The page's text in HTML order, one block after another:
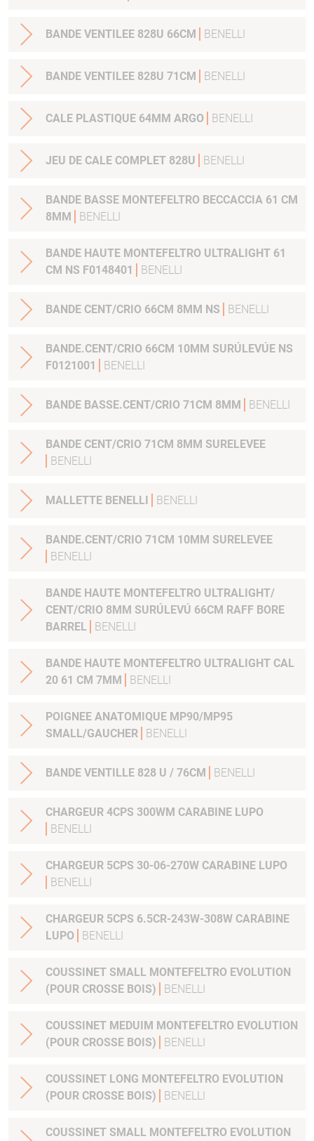
BANDE VENTILEE 828U 66CM BENELLI
BANDE VENTILEE 828U 71CM BENELLI
CALE PLASTIQUE 64MM ARGO BENELLI
JEU DE CALE COMPLET 828U BENELLI
BANDE BASSE MONTEFELTRO BECCACCIA 61 CM
8MM
BENELLI
BANDE HAUTE MONTEFELTRO ULTRALIGHT 61
CM NS F0148401
BENELLI
BANDE CENT/CRIO 66CM 8MM NS BENELLI
BANDE.CENT/CRIO 66CM 10MM SURÚLEVÚE NS
F0121001
BENELLI
BANDE BASSE.CENT/CRIO 71CM 8MM BENELLI
BANDE CENT/CRIO 71CM 8MM SURELEVEE
BENELLI
MALLETTE BENELLI BENELLI
BANDE.CENT/CRIO 71CM 10MM SURELEVEE
BENELLI
BANDE HAUTE MONTEFELTRO ULTRALIGHT/
CENT/CRIO 8MM SURÚLEVÚ 66CM RAFF BORE
BARREL
BENELLI
BANDE HAUTE MONTEFELTRO ULTRALIGHT CAL
20 61 CM 7MM
BENELLI
POIGNEE ANATOMIQUE MP90/MP95
SMALL/GAUCHER
BENELLI
BANDE VENTILLE 828 U / 76CM BENELLI
CHARGEUR 4CPS 300WM CARABINE LUPO
BENELLI
CHARGEUR 5CPS 30-06-270W CARABINE LUPO
BENELLI
CHARGEUR 5CPS 6.5CR-243W-308W CARABINE
LUPO
BENELLI
COUSSINET SMALL MONTEFELTRO EVOLUTION
(POUR CROSSE BOIS)
BENELLI
COUSSINET MEDUIM MONTEFELTRO EVOLUTION
(POUR CROSSE BOIS)
BENELLI
COUSSINET LONG MONTEFELTRO EVOLUTION
(POUR CROSSE BOIS)
BENELLI
COUSSINET SMALL MONTEFELTRO EVOLUTION